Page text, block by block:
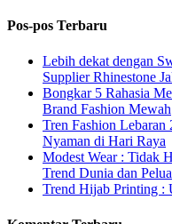
Pos-pos Terbaru
Lebih dekat dengan
Supplier Rhinestone
Bongkar 5 Rahasia
Brand Fashion Mewah
Tren Fashion Lebaran
Nyaman di Hari Raya
Modest Wear : Tidak
Trend Dunia dan
Trend Hijab Printing :